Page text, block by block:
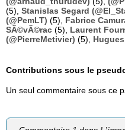
(5), Stanislas Segard
(@PemLT) (5), Fabrice
SÃ©vÃ©rac (5), Laurent
(@PierreMetivier) (5),
Contributions sous le
Un seul commentaire sous ce